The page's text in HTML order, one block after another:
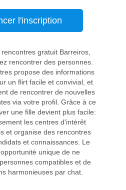
l'inscription
gratuit Barreiros,
rencontrer des personnes.
propose des informations
un flirt facile et convivial, et
de rencontrer de nouvelles
via votre profil. Grâce à ce
une fille devient plus facile:
les centres d'intérêt
et organise des rencontres
et connaissances. Le
unique de ne
compatibles et de
harmonieuses par chat.